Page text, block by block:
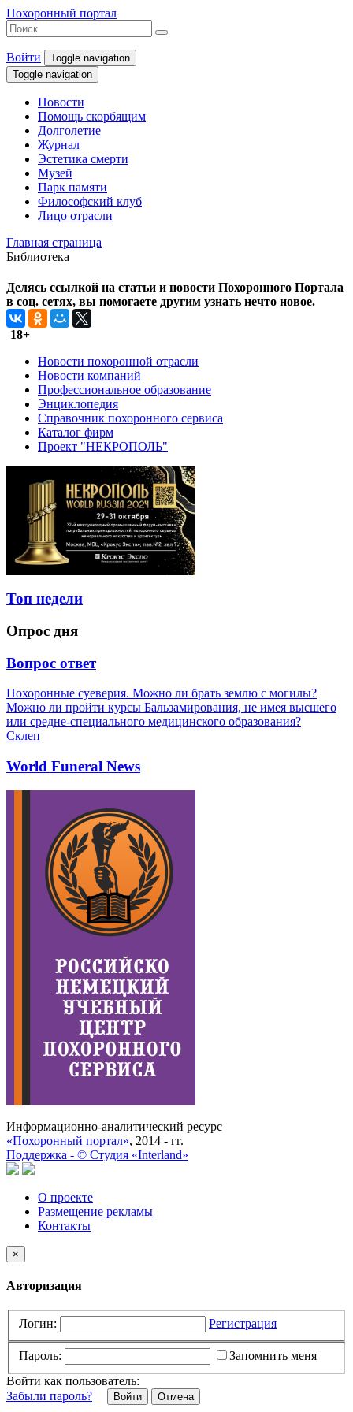
Похоронный портал
Войти
Toggle navigation
Toggle navigation
Новости
Помощь скорбящим
Долголетие
Журнал
Эстетика смерти
Музей
Парк памяти
Философский клуб
Лицо отрасли
Главная страница
Библиотека
Делясь ссылкой на статьи и новости Похоронного Портала
в соц. сетях, вы помогаете другим узнать нечто новое.
18+
Новости похоронной отрасли
Новости компаний
Профессиональное образование
Энциклопедия
Справочник похоронного сервиса
Каталог фирм
Проект "НЕКРОПОЛЬ"
Топ недели
Опрос дня
Вопрос ответ
Похоронные суеверия. Можно ли брать землю с могилы?
Можно ли пройти курсы Бальзамирования, не имея высшего
или средне-специального медицинского образования?
Склеп
World Funeral News
Информационно-аналитический ресурс
«Похоронный портал», 2014 - гг.
Поддержка - © Cтудия «Interland»
О проекте
Размещение рекламы
Контакты
×
Авторизация
Логин: Регистрация
Пароль:
Запомнить меня
Войти как пользователь:
Забыли пароль?
Отмена